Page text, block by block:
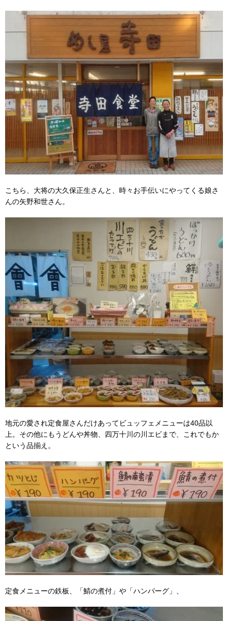
こちら、大将の大久保正生さんと、時々お手伝いにやってくる娘さ
んの矢野和世さん。
地元の愛され定食屋さんだけあってビュッフェメニューは40品以
上。その他にもうどんや丼物、四万十川の川エビまで、これでもか
という品揃え。
定食メニューの鉄板、「鯖の煮付」や「ハンバーグ」、